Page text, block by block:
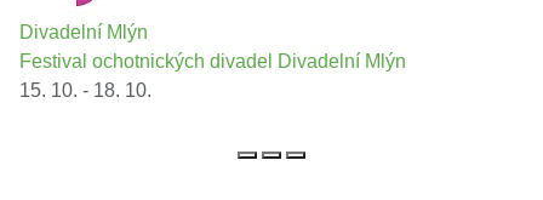
Divadelní Mlýn
Festival ochotnických divadel Divadelní Mlýn
15. 10. - 18. 10.